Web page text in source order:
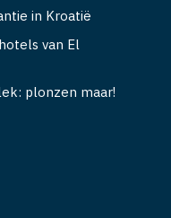
in Kroatië
van El
plonzen maar!